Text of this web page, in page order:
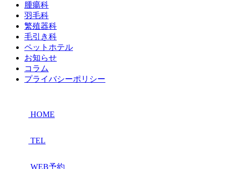
腫瘍科
羽毛科
繁殖器科
毛引き科
ペットホテル
お知らせ
コラム
プライバシーポリシー
HOME
TEL
WEB予約